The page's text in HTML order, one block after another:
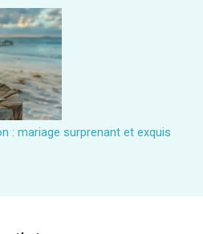
: mariage surprenant et exquis